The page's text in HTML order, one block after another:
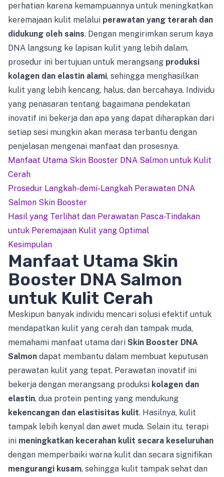
perhatian karena kemampuannya untuk meningkatkan
keremajaan kulit melalui perawatan yang terarah dan
didukung oleh sains. Dengan mengirimkan serum kaya
DNA langsung ke lapisan kulit yang lebih dalam,
prosedur ini bertujuan untuk merangsang produksi
kolagen dan elastin alami, sehingga menghasilkan
kulit yang lebih kencang, halus, dan bercahaya. Individu
yang penasaran tentang bagaimana pendekatan
inovatif ini bekerja dan apa yang dapat diharapkan dari
setiap sesi mungkin akan merasa terbantu dengan
penjelasan mengenai manfaat dan prosesnya.
Manfaat Utama Skin Booster DNA Salmon untuk Kulit
Cerah
Prosedur Langkah-demi-Langkah Perawatan DNA
Salmon Skin Booster
Hasil yang Terlihat dan Perawatan Pasca-Tindakan
untuk Peremajaan Kulit yang Optimal
Kesimpulan
Manfaat Utama Skin
Booster DNA Salmon
untuk Kulit Cerah
Meskipun banyak individu mencari solusi efektif untuk
mendapatkan kulit yang cerah dan tampak muda,
memahami manfaat utama dari Skin Booster DNA
Salmon dapat membantu dalam membuat keputusan
perawatan kulit yang tepat. Perawatan inovatif ini
bekerja dengan merangsang produksi kolagen dan
elastin, dua protein penting yang mendukung
kekencangan dan elastisitas kulit. Hasilnya, kulit
tampak lebih kenyal dan awet muda. Selain itu, terapi
ini meningkatkan kecerahan kulit secara keseluruhan
dengan memperbaiki warna kulit dan secara signifikan
mengurangi kusam, sehingga kulit tampak sehat dan